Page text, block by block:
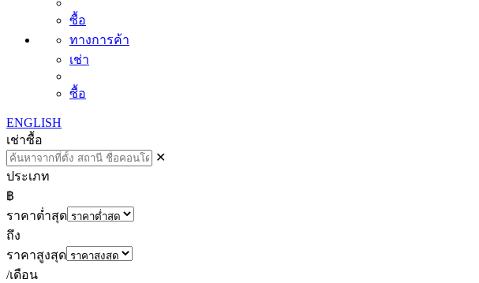
ซื้อ
ทางการค้า
เช่า
ซื้อ
ENGLISH
เช่าซื้อ
✕
ประเภท
฿
ราคาต่ำสุด
ถึง
ราคาสูงสุด
/เดือน